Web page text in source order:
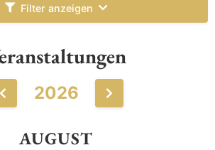
Filter anzeigen
2026
AUGUST